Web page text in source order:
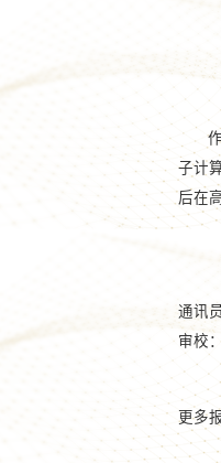
子计
后在
通讯
审校
更多